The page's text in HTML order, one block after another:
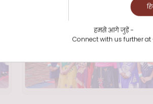
हमसे आगे जुड़ें -
Connect with us further at